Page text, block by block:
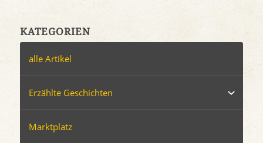
KATEGORIEN
alle Artikel
Erzählte Geschichten
Marktplatz